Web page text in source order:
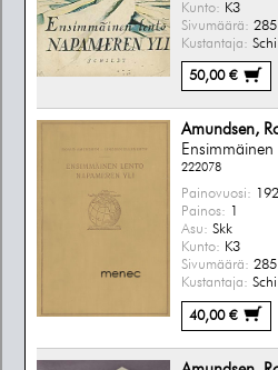
Kunto: K3
Sivumäärä:
Kustantaja:
50,00 €
Amundsen,
222078
Painovuosi:
Painos:
Asu: Skk
Kunto: K3
Sivumäärä:
Kustantaja:
40,00 €